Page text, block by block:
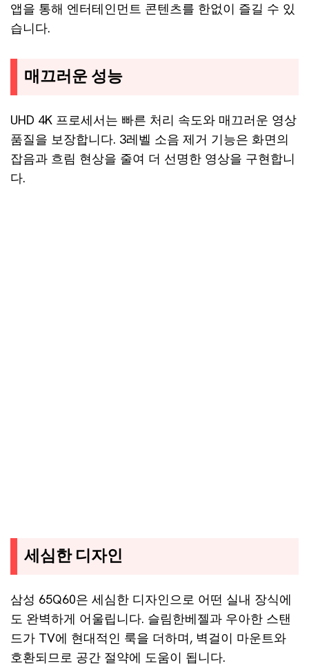
앱을 통해 엔터테인먼트 콘텐츠를 한없이 즐길 수 있
습니다.
매끄러운 성능
UHD 4K 프로세서는 빠른 처리 속도와 매끄러운 영상
품질을 보장합니다. 3레벨 소음 제거 기능은 화면의
잡음과 흐림 현상을 줄여 더 선명한 영상을 구현합니
다.
세심한 디자인
삼성 65Q60은 세심한 디자인으로 어떤 실내 장식에
도 완벽하게 어울립니다. 슬림한베젤과 우아한 스탠
드가 TV에 현대적인 룩을 더하며, 벽걸이 마운트와
호환되므로 공간 절약에 도움이 됩니다.